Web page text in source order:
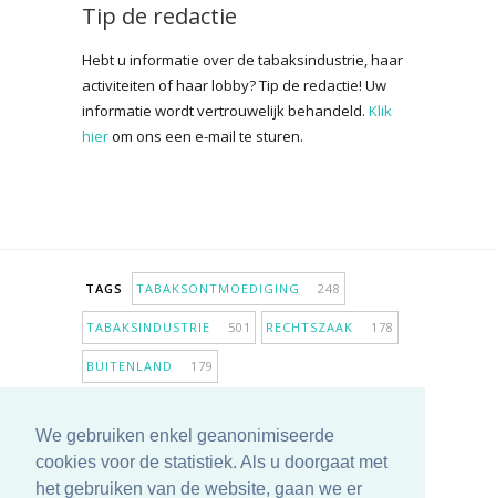
We gebruiken enkel geanonimiseerde
cookies voor de statistiek. Als u doorgaat met
het gebruiken van de website, gaan we er
Tip de redactie
Hebt u informatie over de tabaksindustrie, haar
activiteiten of haar lobby? Tip de redactie! Uw
informatie wordt vertrouwelijk behandeld. Klik
hierom ons een e-mail te sturen.
TAGS TABAKSONTMOEDIGING 248
TABAKSINDUSTRIE 501 RECHTSZAAK 178
BUITENLAND 179
ANTIROOKBELEID306 ONDERZOEK
MEER TAGS TONEN